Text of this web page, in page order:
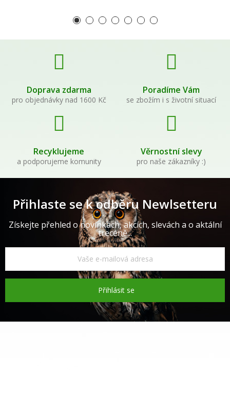
Doprava zdarma
pro objednávky nad 1600 Kč
Poradíme Vám
se zbožím i s životní situací
Recyklujeme
a podporujeme komunity
Věrnostní slevy
pro naše zákazníky :)
Přihlaste se k odběru Newlsetteru
Získejte přehled o novinkách, akcích, slevách a o aktální
trecéně...
Přihlásit se